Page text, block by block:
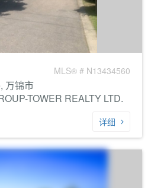
MLS® # N13434560
万锦市
TOWER REALTY LTD.
详细